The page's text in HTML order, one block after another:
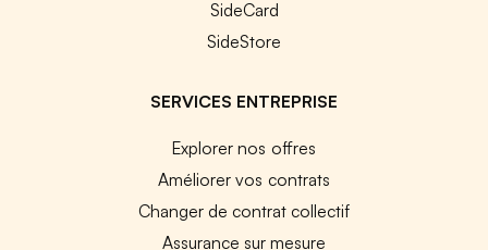
SideCard
SideStore
SERVICES ENTREPRISE
Explorer nos offres
Améliorer vos contrats
Changer de contrat collectif
Assurance sur mesure